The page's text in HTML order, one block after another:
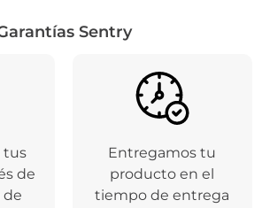
Sentry
tus
de
de
Entregamos tu
producto en el
tiempo de entrega